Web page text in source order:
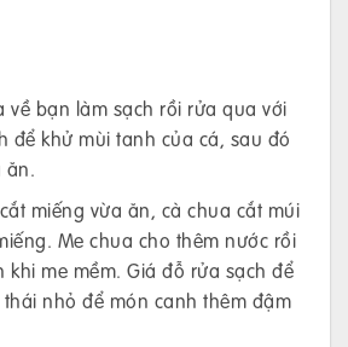
về bạn làm sạch rồi rửa qua với
để khử mùi tanh của cá, sau đó
ăn.
miếng vừa ăn, cà chua cắt múi
Me chua cho thêm nước rồi
khi me mềm. Giá đỗ rửa sạch để
nhỏ để món canh thêm đậm